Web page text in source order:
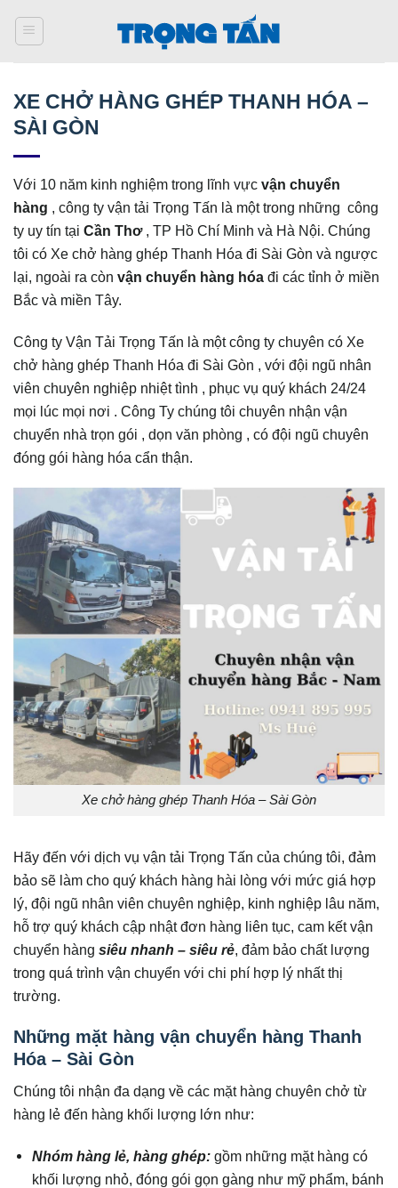
qua
XE CHỞ HÀNG GHÉP THANH HÓA –
SÀI GÒN
Với 10 năm kinh nghiệm trong lĩnh vực vận chuyển
hàng , công ty vận tải Trọng Tấn là một trong những công
ty uy tín tại Cần Thơ, TP Hồ Chí Minh và Hà Nội. Chúng
tôi có Xe chở hàng ghép Thanh Hóa đi Sài Gòn và ngược
lại, ngoài ra còn vận chuyển hàng hóa đi các tỉnh ở miền
Bắc và miền Tây.
Công ty Vận Tải Trọng Tấn là một công ty chuyên có Xe
chở hàng ghép Thanh Hóa đi Sài Gòn , với đội ngũ nhân
viên chuyên nghiệp nhiệt tình , phục vụ quý khách 24/24
mọi lúc mọi nơi . Công Ty chúng tôi chuyên nhận vận
chuyển nhà trọn gói , dọn văn phòng , có đội ngũ chuyên
đóng gói hàng hóa cẩn thận.
Xe chở hàng ghép Thanh Hóa – Sài Gòn
Hãy đến với dịch vụ vận tải Trọng Tấn của chúng tôi, đảm
bảo sẽ làm cho quý khách hàng hài lòng với mức giá hợp
lý, đội ngũ nhân viên chuyên nghiệp, kinh nghiệp lâu năm,
hỗ trợ quý khách cập nhật đơn hàng liên tục, cam kết vận
chuyển hàng siêu nhanh – siêu rẻ, đảm bảo chất lượng
trong quá trình vận chuyển với chi phí hợp lý nhất thị
trường.
Những mặt hàng vận chuyển hàng Thanh
Hóa – Sài Gòn
Chúng tôi nhận đa dạng về các mặt hàng chuyên chở từ
hàng lẻ đến hàng khối lượng lớn như:
Nhóm hàng lẻ, hàng ghép:gồm những mặt hàng có
khối lượng nhỏ, đóng gói gọn gàng như mỹ phẩm, bánh